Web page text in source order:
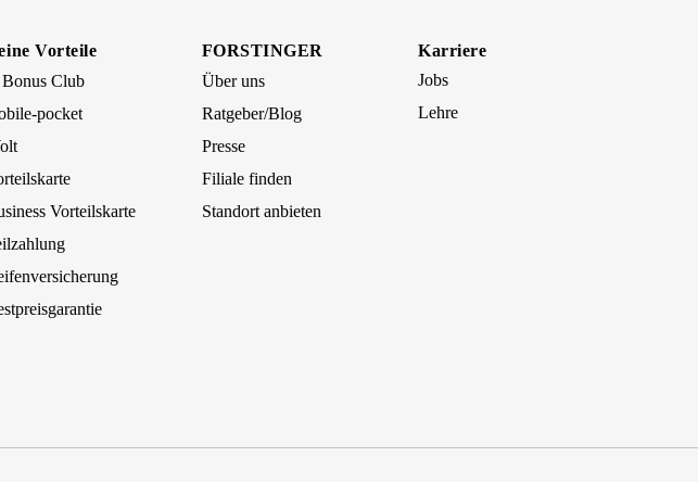
Vorteile
Club
pocket
Vorteilskarte
FORSTINGER
Über uns
Ratgeber/Blog
Presse
Filiale finden
Standort anbieten
Karriere
Jobs
Lehre